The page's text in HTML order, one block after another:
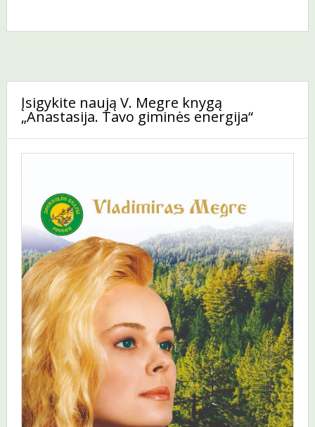
Įsigykite naują V. Megre knygą
„Anastasija. Tavo giminės energija“